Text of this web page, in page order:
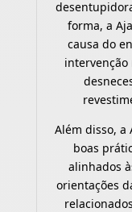
forma, a
causa do
intervenção
Além disso, a
boas
alinhados
orientações